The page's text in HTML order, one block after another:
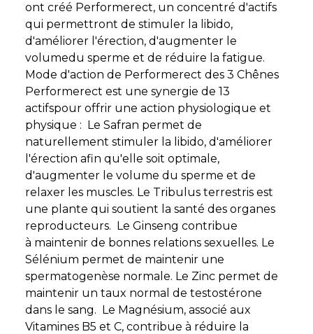
ont créé Performerect, un concentré d'actifs
qui permettront de stimuler la libido,
d'améliorer l'érection, d'augmenter le
volumedu sperme et de réduire la fatigue.
Mode d'action de Performerect des 3 Chênes
Performerect est une synergie de 13
actifspour offrir une action physiologique et
physique : Le Safran permet de
naturellement stimuler la libido, d'améliorer
l'érection afin qu'elle soit optimale,
d'augmenter le volume du sperme et de
relaxer les muscles. Le Tribulus terrestris est
une plante qui soutient la santé des organes
reproducteurs. Le Ginseng contribue
à maintenir de bonnes relations sexuelles. Le
Sélénium permet de maintenir une
spermatogenèse normale. Le Zinc permet de
maintenir un taux normal de testostérone
dans le sang. Le Magnésium, associé aux
Vitamines B5 et C, contribue à réduire la